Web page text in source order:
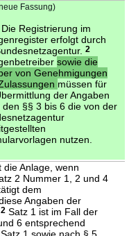
Fassung)
Registrierung im
erfolgt durch
2
sowie die
von Genehmigungen
müssen für
der Angaben
den §§ 3 bis 6 die von der
nutzen.
Anlage, wenn
2 Nummer 1, 2 und 4
dem
Angaben der
2Satz 1 ist im Fall der
6 entsprechend
1 sowie nach § 5